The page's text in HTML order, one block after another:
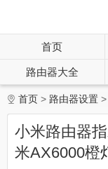
首页
路由器大全
首页 路由器设置
小米路由器
米AX6000橙